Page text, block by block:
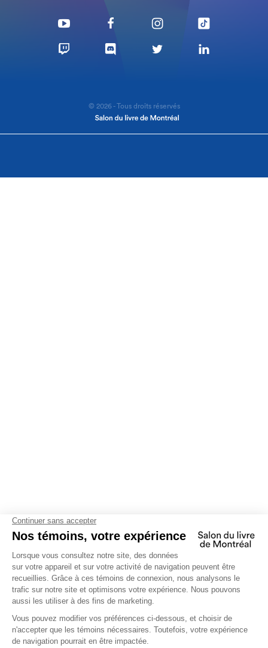
© 2026 - Tous droits réservés